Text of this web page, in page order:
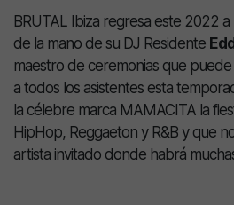
BRUTAL Ibiza regresa este 2022 a
de la mano de su DJ Residente
maestro de ceremonias que
a todos los asistentes esta
la célebre marca MAMACITA la
HipHop, Reggaeton y R&B y que
artista invitado donde habrá